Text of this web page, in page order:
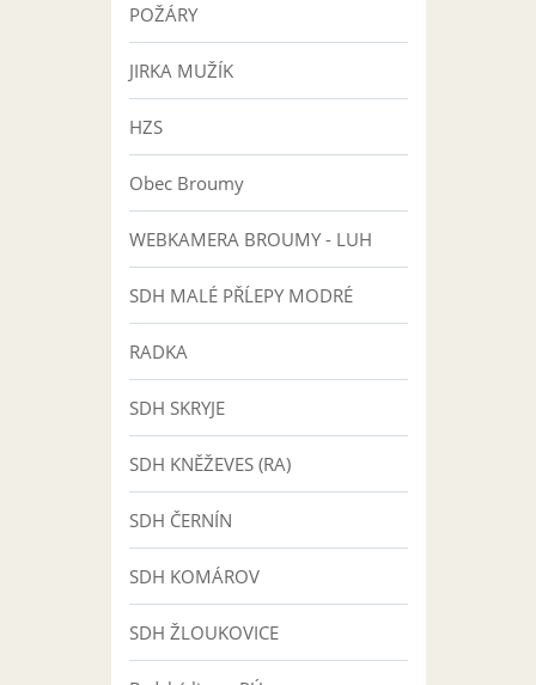
POŽÁRY
JIRKA MUŽÍK
HZS
Obec Broumy
WEBKAMERA BROUMY - LUH
SDH MALÉ PŘĹEPY MODRÉ
RADKA
SDH SKRYJE
SDH KNĚŽEVES (RA)
SDH ČERNÍN
SDH KOMÁROV
SDH ŽLOUKOVICE